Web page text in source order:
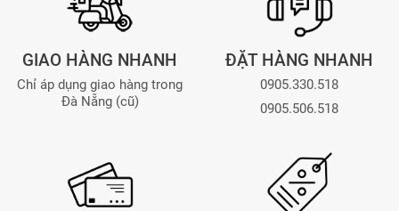
GIAO HÀNG NHANH
Chỉ áp dụng giao hàng trong
Đà Nẵng (cũ)
ĐẶT HÀNG NHANH
0905.330.518
0905.506.518